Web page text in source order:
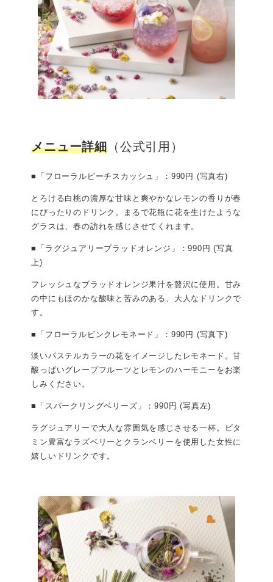
メニュー詳細 （公式引用）
■「フローラルピーチスカッシュ」：990円 (写真右)
とろける白桃の濃厚な甘味と爽やかなレモンの香りが春
にぴったりのドリンク。まるで花瓶に花を生けたような
グラスは、春の訪れを感じさせてくれます。
■「ラグジュアリーブラッドオレンジ」：990円 (写真
上)
フレッシュなブラッドオレンジ果汁を贅沢に使用。甘み
の中にもほのかな酸味と苦みのある、大人なドリンクで
す。
■「フローラルピンクレモネード」：990円 (写真下)
淡いパステルカラーの花をイメージしたレモネード。甘
酸っぱいグレープフルーツとレモンのハーモニーをお楽
しみください。
■「スパークリングベリーズ」：990円 (写真左)
ラグジュアリーで大人な雰囲気を感じさせる一杯。ビタ
ミン豊富なラズベリーとクランベリーを使用した女性に
嬉しいドリンクです。